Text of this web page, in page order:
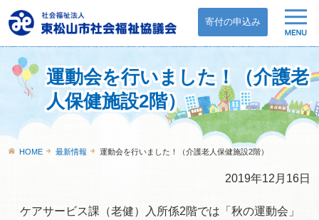
寄付の申込み
運動会を行いました！（介護老
人保健施設2階）
HOME 最新情報 運動会を行いました！（介護老人保健施設2階）
2019年12月16日
ケアサービス課（老健）入所係2階では「秋の運動会」